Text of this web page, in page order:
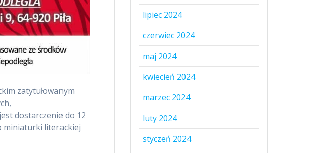
zatytułowanym
dostarczenie do 12
miniaturki literackiej
lipiec 2024
czerwiec 2024
maj 2024
kwiecień 2024
marzec 2024
luty 2024
styczeń 2024